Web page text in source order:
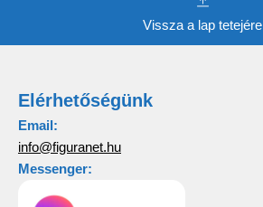
Vissza a lap tetejére
Elérhetőségünk
Email:
info@figuranet.hu
Messenger: